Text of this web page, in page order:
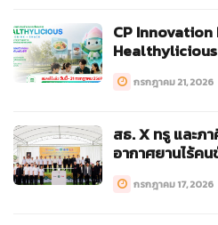
CP Innovation
กรกฎาคม 21, 2026
สธ. X ทรู และภ
อากาศยานไร้ค
กรกฎาคม 17, 2026